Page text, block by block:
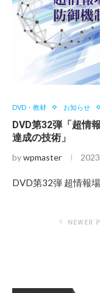
DVD・教材 お知らせ
DVD第32弾「超情
達成の技術」
bywpmaster
DVD第32弾 超情報
NEWER